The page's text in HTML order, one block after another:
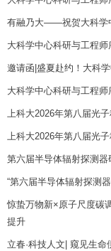
有融乃大——祝贺大科学
大科学中心科研与工程
邀请函|盛夏赴约！大科
大科学中心科研与工程
上科大2026年第八届光
上科大2026年第八届光
第六届半导体辐射探测
“第六届半导体辐射探测
惊蛰万物新×原子尺度碳
提升
立春·科技人文| 窥见生命